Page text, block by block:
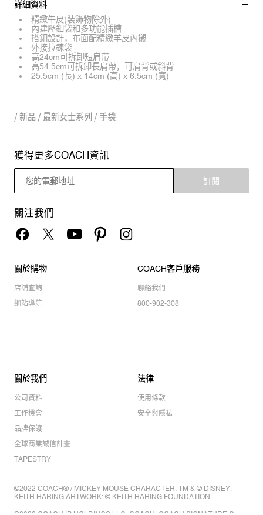
詳細資料
精緻牛皮(裝飾物除外)
內建壓釦袋和多功能插槽
搭釦設計，布面配精緻羊皮內襯
外接拉鍊袋
高24cm可拆卸短肩帶
高54.5cm可拆卸長肩帶，可肩背或斜背
25.5cm (長) x 14cm (高) x 6.5cm (寬)
/ 新品 / 最新女士系列 / 手袋
獲得更多COACH資訊
訂閱
關注我們
關於購物
店舖查詢
網站導航
COACH客戶服務
聯絡我們
800-902-308
關於我們
公司資料
工作機會
品牌保護
全球商業誠信計畫
TAPESTRY
法律
使用條款
安全與隱私
©2022 COACH® / MICKEY MOUSE CHARACTER: TM & © DISNEY.
KEITH HARING ARTWORK: © KEITH HARING FOUNDATION.